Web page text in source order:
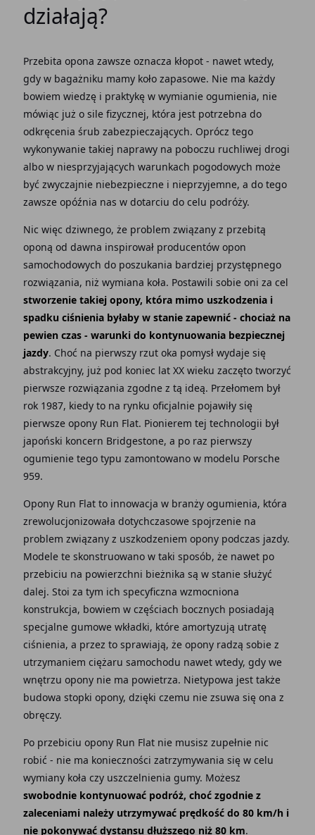
działają?
Przebita opona zawsze oznacza kłopot - nawet wtedy,
gdy w bagażniku mamy koło zapasowe. Nie ma każdy
bowiem wiedzę i praktykę w wymianie ogumienia, nie
mówiąc już o sile fizycznej, która jest potrzebna do
odkręcenia śrub zabezpieczających. Oprócz tego
wykonywanie takiej naprawy na poboczu ruchliwej drogi
albo w niesprzyjających warunkach pogodowych może
być zwyczajnie niebezpieczne i nieprzyjemne, a do tego
zawsze opóźnia nas w dotarciu do celu podróży.
Nic więc dziwnego, że problem związany z przebitą
oponą od dawna inspirował producentów opon
samochodowych do poszukania bardziej przystępnego
rozwiązania, niż wymiana koła. Postawili sobie oni za cel
stworzenie takiej opony, która mimo uszkodzenia i
spadku ciśnienia byłaby w stanie zapewnić - chociaż na
pewien czas - warunki do kontynuowania bezpiecznej
jazdy. Choć na pierwszy rzut oka pomysł wydaje się
abstrakcyjny, już pod koniec lat XX wieku zaczęto tworzyć
pierwsze rozwiązania zgodne z tą ideą. Przełomem był
rok 1987, kiedy to na rynku oficjalnie pojawiły się
pierwsze opony Run Flat. Pionierem tej technologii był
japoński koncern Bridgestone, a po raz pierwszy
ogumienie tego typu zamontowano w modelu Porsche
959.
Opony Run Flat to innowacja w branży ogumienia, która
zrewolucjonizowała dotychczasowe spojrzenie na
problem związany z uszkodzeniem opony podczas jazdy.
Modele te skonstruowano w taki sposób, że nawet po
przebiciu na powierzchni bieżnika są w stanie służyć
dalej. Stoi za tym ich specyficzna wzmocniona
konstrukcja, bowiem w częściach bocznych posiadają
specjalne gumowe wkładki, które amortyzują utratę
ciśnienia, a przez to sprawiają, że opony radzą sobie z
utrzymaniem ciężaru samochodu nawet wtedy, gdy we
wnętrzu opony nie ma powietrza. Nietypowa jest także
budowa stopki opony, dzięki czemu nie zsuwa się ona z
obręczy.
Po przebiciu opony Run Flat nie musisz zupełnie nic
robić - nie ma konieczności zatrzymywania się w celu
wymiany koła czy uszczelnienia gumy. Możesz
swobodnie kontynuować podróż, choć zgodnie z
zaleceniami należy utrzymywać prędkość do 80 km/h i
nie pokonywać dystansu dłuższego niż 80 km.